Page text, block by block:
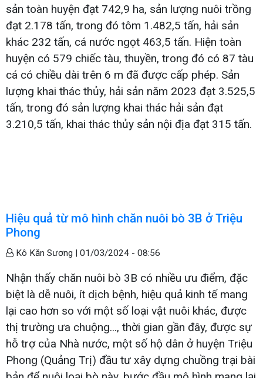
sản toàn huyện đạt 742,9 ha, sản lượng nuôi trồng
đạt 2.178 tấn, trong đó tôm 1.482,5 tấn, hải sản
khác 232 tấn, cá nước ngọt 463,5 tấn. Hiện toàn
huyện có 579 chiếc tàu, thuyền, trong đó có 87 tàu
cá có chiều dài trên 6 m đã được cấp phép. Sản
lượng khai thác thủy, hải sản năm 2023 đạt 3.525,5
tấn, trong đó sản lượng khai thác hải sản đạt
3.210,5 tấn, khai thác thủy sản nội địa đạt 315 tấn.
Hiệu quả từ mô hình chăn nuôi bò 3B ở Triệu
Phong
Kô Kăn Sương | 01/03/2024 - 08:56
Nhận thấy chăn nuôi bò 3B có nhiều ưu điểm, đặc
biệt là dễ nuôi, ít dịch bệnh, hiệu quả kinh tế mang
lại cao hơn so với một số loại vật nuôi khác, được
thị trường ưa chuộng..., thời gian gần đây, được sự
hỗ trợ của Nhà nước, một số hộ dân ở huyện Triệu
Phong (Quảng Trị) đầu tư xây dựng chuồng trại bài